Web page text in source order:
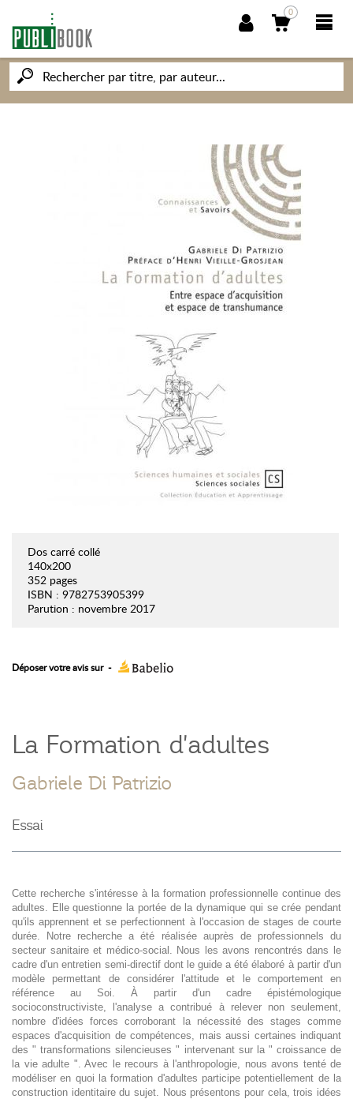
0
NOUVEAUTÉS
PUBLIBOOK
SOCIÉTÉ DES ÉCRIVAINS
CONNAISSANCES ET SAVOIRS
MON PETIT ÉDITEUR
Dos carré collé
140x200
352 pages
ISBN : 9782753905399
Parution : novembre 2017
Déposer votre avis sur -
La Formation d'adultes
Gabriele Di Patrizio
Essai
Cette recherche s'intéresse à la formation professionnelle continue des
adultes. Elle questionne la portée de la dynamique qui se crée pendant
qu'ils apprennent et se perfectionnent à l'occasion de stages de courte
durée. Notre recherche a été réalisée auprès de professionnels du
secteur sanitaire et médico-social. Nous les avons rencontrés dans le
cadre d'un entretien semi-directif dont le guide a été élaboré à partir d'un
modèle permettant de considérer l'attitude et le comportement en
référence au Soi. À partir d'un cadre épistémologique
socioconstructiviste, l'analyse a contribué à relever non seulement,
nombre d'idées forces corroborant la nécessité des stages comme
espaces d'acquisition de compétences, mais aussi certaines indiquant
des " transformations silencieuses " intervenant sur la " croissance de
la vie adulte ". Avec le recours à l'anthropologie, nous avons tenté de
modéliser en quoi la formation d'adultes participe potentiellement de la
construction identitaire du sujet. Nous présentons pour cela, trois idées